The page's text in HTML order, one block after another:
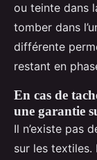
ou teinte dans
tomber dans
différente
restant en
En cas de
une garantie
Il n’existe pas
sur les textiles.